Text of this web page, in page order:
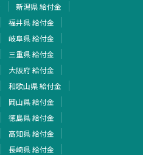
新潟県 給付金
福井県 給付金
岐阜県 給付金
三重県 給付金
大阪府 給付金
和歌山県 給付金
岡山県 給付金
徳島県 給付金
高知県 給付金
長崎県 給付金